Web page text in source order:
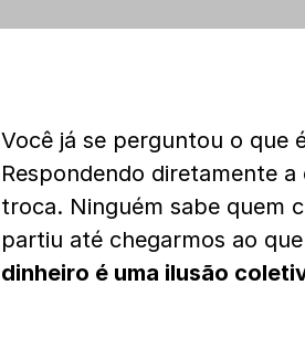
Você já se perguntou o que
Respondendo diretamente
troca. Ninguém sabe quem
partiu até chegarmos ao
dinheiro é uma ilusão